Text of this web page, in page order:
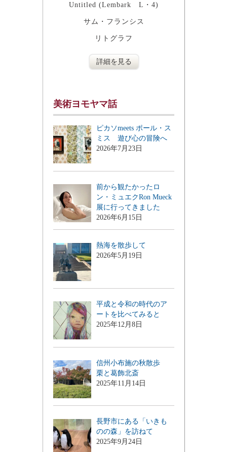
Untitled (Lembark L・4)
サム・フランシス
リトグラフ
詳細を見る
美術ヨモヤマ話
ピカソmeets ポール・ス
ミス 遊び心の冒険へ
2026年7月23日
前から観たかったロ
ン・ミュエクRon Mueck
展に行ってきました
2026年6月15日
熱海を散歩して
2026年5月19日
平成と令和の時代のア
ートを比べてみると
2025年12月8日
信州小布施の秋散歩
栗と葛飾北斎
2025年11月14日
長野市にある「いきも
のの森」を訪ねて
2025年9月24日